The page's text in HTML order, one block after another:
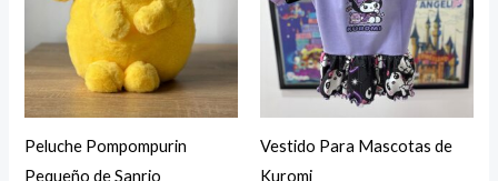
Peluche Pompompurin
Pequeño de Sanrio
Vestido Para Mascotas de
Kuromi